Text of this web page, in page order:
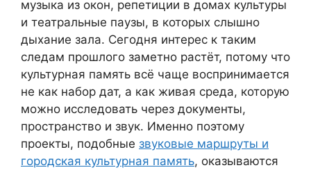
музыка из окон, репетиции в домах культуры
и театральные паузы, в которых слышно
дыхание зала. Сегодня интерес к таким
следам прошлого заметно растёт, потому что
культурная память всё чаще воспринимается
не как набор дат, а как живая среда, которую
можно исследовать через документы,
пространство и звук. Именно поэтому
проекты, подобные звуковые маршруты и
городская культурная память, оказываются